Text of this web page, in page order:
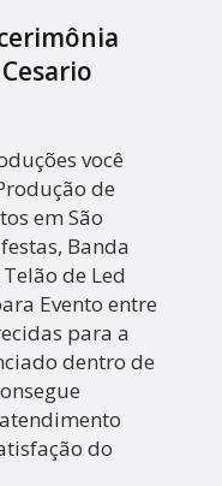
você
de
em São
Banda
de Led
Evento entre
para a
dentro de
do